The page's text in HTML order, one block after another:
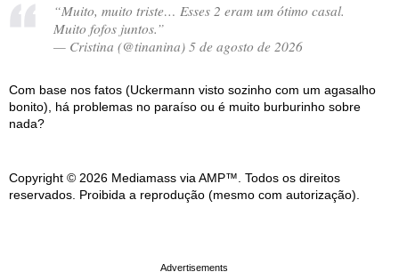
“Muito, muito triste… Esses 2 eram um ótimo casal.
Muito fofos juntos.”
— Cristina (@tinanina) 5 de agosto de 2026
Com base nos fatos (Uckermann visto sozinho com um agasalho
bonito), há problemas no paraíso ou é muito burburinho sobre
nada?
Copyright © 2026 Mediamass via AMP™. Todos os direitos
reservados. Proibida a reprodução (mesmo com autorização).